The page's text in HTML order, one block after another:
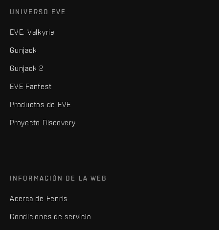
UNIVERSO EVE
EVE: Valkyrie
Gunjack
Gunjack 2
EVE Fanfest
Productos de EVE
Proyecto Discovery
INFORMACIÓN DE LA WEB
Acerca de Fenris
Condiciones de servicio